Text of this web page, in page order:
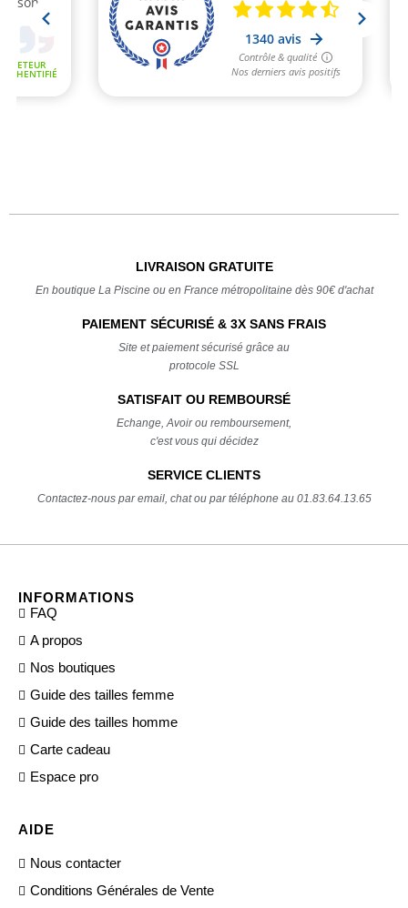
LIVRAISON GRATUITE
En boutique La Piscine ou en France métropolitaine dès 90€ d'achat
PAIEMENT SÉCURISÉ & 3X SANS FRAIS
Site et paiement sécurisé grâce au
protocole SSL
SATISFAIT OU REMBOURSÉ
Echange, Avoir ou remboursement,
c'est vous qui décidez
SERVICE CLIENTS
Contactez-nous par email, chat ou par téléphone au 01.83.64.13.65
INFORMATIONS
FAQ
A propos
Nos boutiques
Guide des tailles femme
Guide des tailles homme
Carte cadeau
Espace pro
AIDE
Nous contacter
Conditions Générales de Vente